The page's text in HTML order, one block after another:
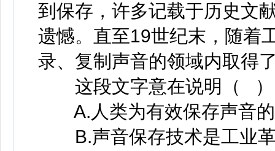
到保存，许多记载于历史文
遗憾。直至19世纪末，随着
录、复制声音的领域内取得
这段文字意在说明（ ）
A.人类为有效保存声音的
B.声音保存技术是工业革